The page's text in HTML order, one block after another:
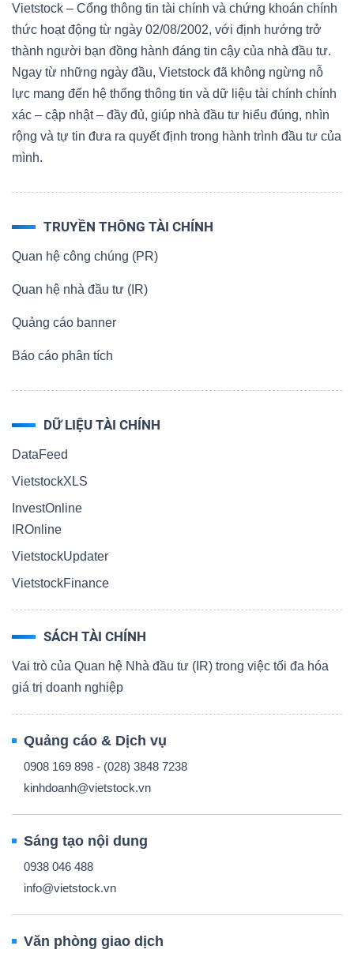
Vietstock – Cổng thông tin tài chính và chứng khoán chính
thức hoạt động từ ngày 02/08/2002, với định hướng trở
thành người bạn đồng hành đáng tin cậy của nhà đầu tư.
Ngay từ những ngày đầu, Vietstock đã không ngừng nỗ
lực mang đến hệ thống thông tin và dữ liệu tài chính chính
xác – cập nhật – đầy đủ, giúp nhà đầu tư hiểu đúng, nhìn
rộng và tự tin đưa ra quyết định trong hành trình đầu tư của
mình.
TRUYỀN THÔNG TÀI CHÍNH
Quan hệ công chúng (PR)
Quan hệ nhà đầu tư (IR)
Quảng cáo banner
Báo cáo phân tích
DỮ LIỆU TÀI CHÍNH
DataFeed
VietstockXLS
InvestOnline
IROnline
VietstockUpdater
VietstockFinance
SÁCH TÀI CHÍNH
Vai trò của Quan hệ Nhà đầu tư (IR) trong việc tối đa hóa
giá trị doanh nghiệp
Quảng cáo & Dịch vụ
0908 169 898 - (028) 3848 7238
kinhdoanh@vietstock.vn
Sáng tạo nội dung
0938 046 488
info@vietstock.vn
Văn phòng giao dịch